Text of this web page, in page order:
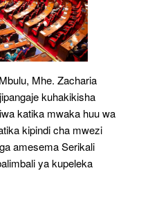
Mhe. Zacharia
kuhakikisha
katika mwaka huu wa
kipindi cha mwezi
amesema Serikali
ya kupeleka